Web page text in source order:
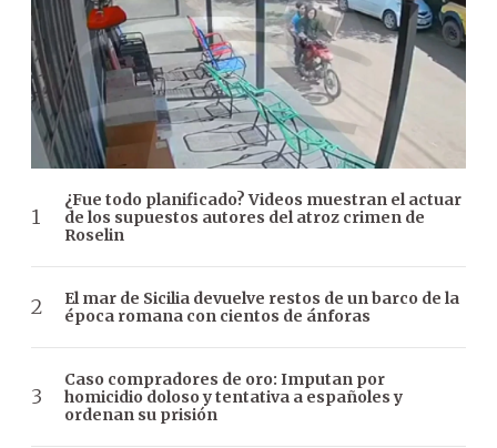
¿Fue todo planificado? Videos muestran el actuar
de los supuestos autores del atroz crimen de
Roselin
El mar de Sicilia devuelve restos de un barco de la
época romana con cientos de ánforas
Caso compradores de oro: Imputan por
homicidio doloso y tentativa a españoles y
ordenan su prisión